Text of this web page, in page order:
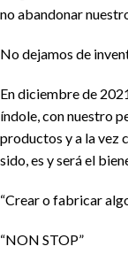
no abandonar
No dejamos de
En diciembre de
índole, con nuestro
productos y a la vez
sido, es y será el
“Crear o fabricar
“NON STOP”